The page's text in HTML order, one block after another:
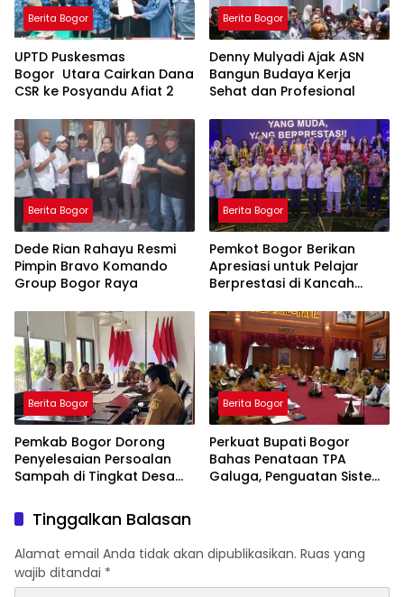
Berita Bogor
UPTD Puskesmas
Bogor Utara Cairkan Dana
CSR ke Posyandu Afiat 2
Berita Bogor
Denny Mulyadi Ajak ASN
Bangun Budaya Kerja
Sehat dan Profesional
Berita Bogor
Dede Rian Rahayu Resmi
Pimpin Bravo Komando
Group Bogor Raya
Berita Bogor
Pemkot Bogor Berikan
Apresiasi untuk Pelajar
Berprestasi di Kancah
Berita Bogor
Pemkab Bogor Dorong
Penyelesaian Persoalan
Sampah di Tingkat Desa
Bankeu
Berita Bogor
Perkuat Bupati Bogor
Bahas Penataan TPA
Galuga, Penguatan Sistem
Tinggalkan Balasan
Alamat email Anda tidak akan dipublikasikan. Ruas yang
wajib ditandai *